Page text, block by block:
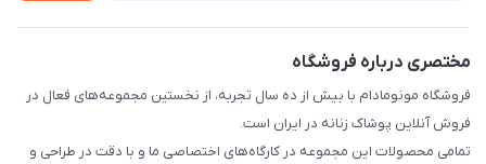
مختصری درباره فروشگاه
فروشگاه مونومادام با بیش از ده سال تجربه، از نخستین مجموعه‌های فعال در
فروش آنلاین پوشاک زنانه در ایران است.
تمامی محصولات این مجموعه در کارگاه‌های اختصاصی ما و با دقت در طراحی و